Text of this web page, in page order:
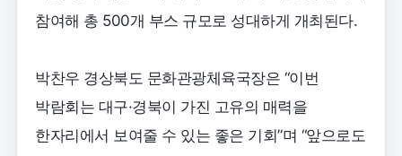
참여해 총 500개 부스 규모로 성대하게 개최된다.
박찬우 경상북도 문화관광체육국장은 “이번
박람회는 대구·경북이 가진 고유의 매력을
한자리에서 보여줄 수 있는 좋은 기회”며 “앞으로도